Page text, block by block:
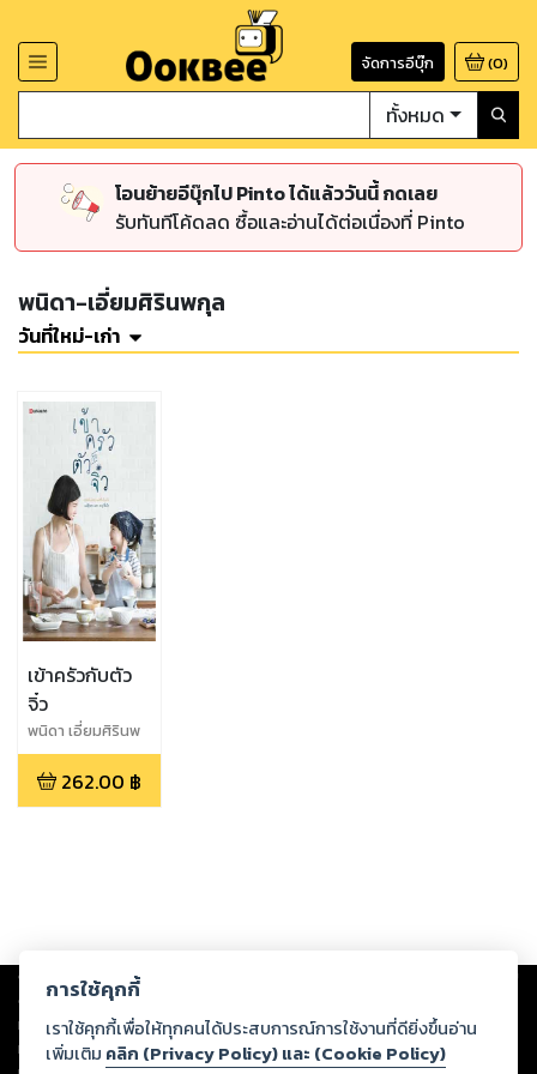
จัดการอีบุ๊ก (0)
ทั้งหมด
โอนย้ายอีบุ๊กไป Pinto ได้แล้ววันนี้ กดเลย
รับทันทีโค้ดลด ซื้อและอ่านได้ต่อเนื่องที่ Pinto
พนิดา-เอี่ยมศิรินพกุล
วันที่ใหม่-เก่า
เข้าครัวกับตัว
จิ๋ว
พนิดา เอี่ยมศิรินพ
กุล
262.00 ฿
Copyright © 2026
ต่อผลงานหรือเนื้อหาใดที่อัปโหลดผ่านเว็บไซต์และปรากฏว่าละเมิดสิทธิใน
ทรัพย์สินทางปัญญาของบุคคลอื่นหรือขัดต่อกฎหมายและศีลธรรม ดังนั้น ผู้อ่าน
ทุกท่านโปรดใช้วิจารณญาณในการกลั่นกรองด้วยตนเอง และหากท่านพบว่าส่วน
การใช้คุกกี้
เราใช้คุกกี้เพื่อให้ทุกคนได้ประสบการณ์การใช้งานที่ดียิ่งขึ้นอ่าน
เพิ่มเติม คลิก (Privacy Policy) และ (Cookie Policy)